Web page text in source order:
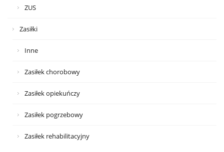
ZUS
Zasiłki
Inne
Zasiłek chorobowy
Zasiłek opiekuńczy
Zasiłek pogrzebowy
Zasiłek rehabilitacyjny